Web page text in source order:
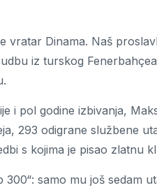
vratar Dinama. Naš
iz turskog
i pol godine izbivanja,
293 odigrane službene
s kojima je pisao zlatnu
samo mu još sedam